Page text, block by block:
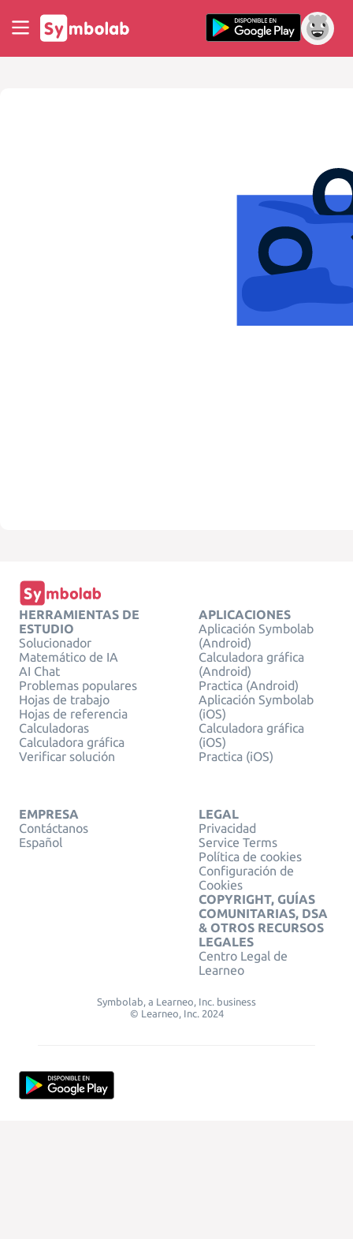
HERRAMIENTAS DE
ESTUDIO
Solucionador
Matemático de IA
AI Chat
Problemas populares
Hojas de trabajo
Hojas de referencia
Calculadoras
Calculadora gráfica
Verificar solución
APLICACIONES
Aplicación Symbolab
(Android)
Calculadora gráfica
(Android)
Practica (Android)
Aplicación Symbolab
(iOS)
Calculadora gráfica
(iOS)
Practica (iOS)
EMPRESA
Contáctanos
Español
LEGAL
Privacidad
Service Terms
Política de cookies
Configuración de
Cookies
COPYRIGHT, GUÍAS
COMUNITARIAS, DSA
& OTROS RECURSOS
LEGALES
Centro Legal de
Learneo
Symbolab, a Learneo, Inc. business
© Learneo, Inc. 2024